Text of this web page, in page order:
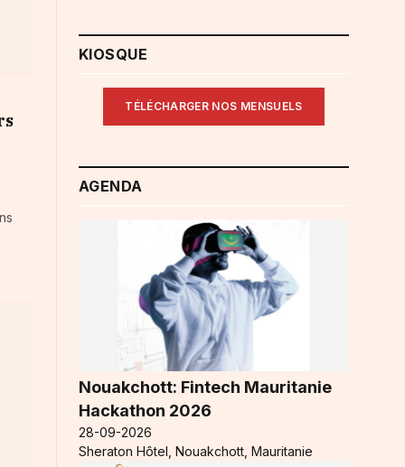
KIOSQUE
TÉLÉCHARGER NOS MENSUELS
AGENDA
Nouakchott: Fintech Mauritanie
Hackathon 2026
28-09-2026
Sheraton Hôtel, Nouakchott, Mauritanie